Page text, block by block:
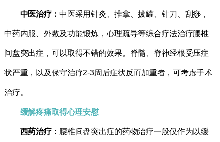
中医治疗： 中医采用针灸、推拿、拔罐、针刀、刮痧，
中药内服、外敷及功能锻炼，心理疏导等综合疗法治疗腰椎
间盘突出症，可以取得不错的效果。脊髓、脊神经根受压症
状严重，以及保守治疗2-3周后症状反而加重者，可考虑手术
治疗。
缓解疼痛取得心理安慰
西药治疗： 腰椎间盘突出症的药物治疗一般仅作为以缓